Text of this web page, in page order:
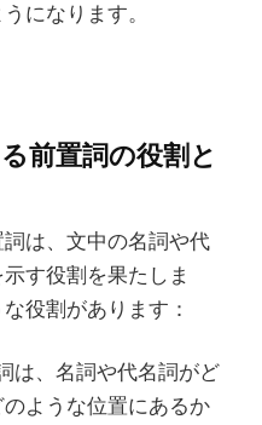
になります。
前置詞の役割と
は、文中の名詞や代
す役割を果たしま
役割があります：
は、名詞や代名詞がど
ような位置にあるか